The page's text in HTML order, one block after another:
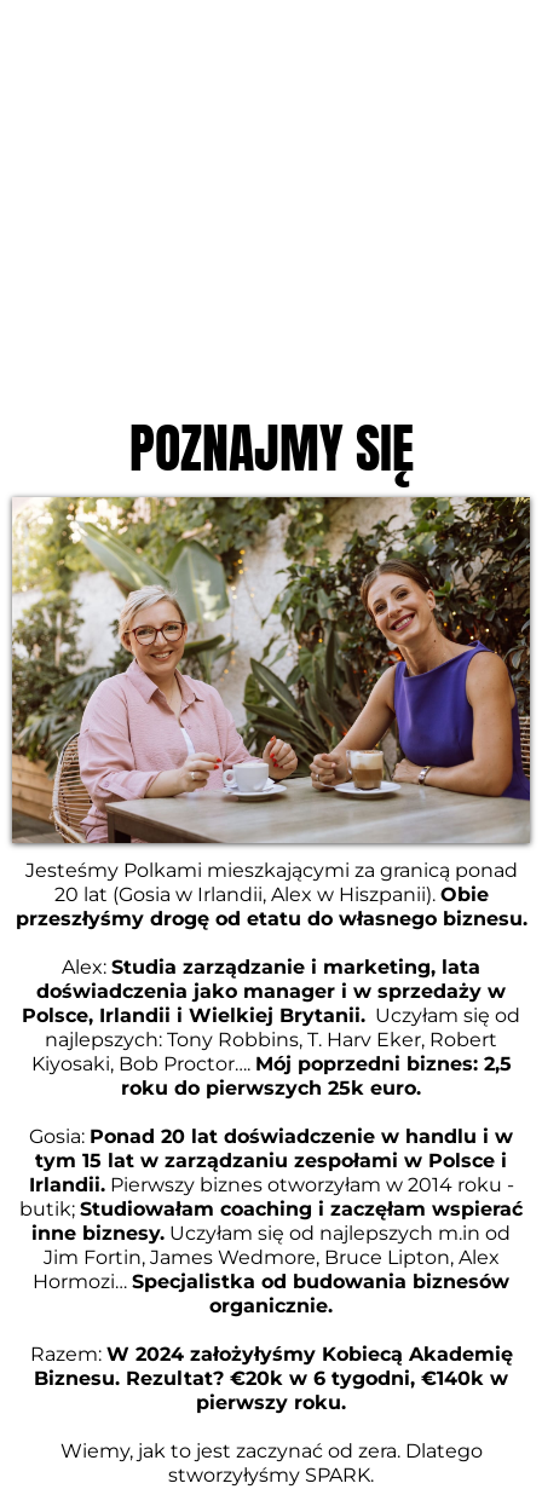
POZNAJMY SIĘ
Jesteśmy Polkami mieszkającymi za granicą ponad
20 lat (Gosia w Irlandii, Alex w Hiszpanii). Obie
przeszłyśmy drogę od etatu do własnego biznesu.
Alex: Studia zarządzanie i marketing, lata
doświadczenia jako manager i w sprzedaży w
Polsce, Irlandii i Wielkiej Brytanii. Uczyłam się od
najlepszych: Tony Robbins, T. Harv Eker, Robert
Kiyosaki, Bob Proctor…. Mój poprzedni biznes: 2,5
roku do pierwszych 25k euro.
Gosia: Ponad 20 lat doświadczenie w handlu i w
tym 15 lat w zarządzaniu zespołami w Polsce i
Irlandii.Pierwszy biznes otworzyłam w 2014 roku -
butik; Studiowałam coaching i zaczęłam wspierać
inne biznesy. Uczyłam się od najlepszych m.in od
Jim Fortin, James Wedmore, Bruce Lipton, Alex
Hormozi… Specjalistka od budowania biznesów
organicznie.
Razem: W 2024 założyłyśmy Kobiecą Akademię
Biznesu. Rezultat? €20k w 6 tygodni, €140k w
pierwszy roku.
Wiemy, jak to jest zaczynać od zera. Dlatego
stworzyłyśmy SPARK.